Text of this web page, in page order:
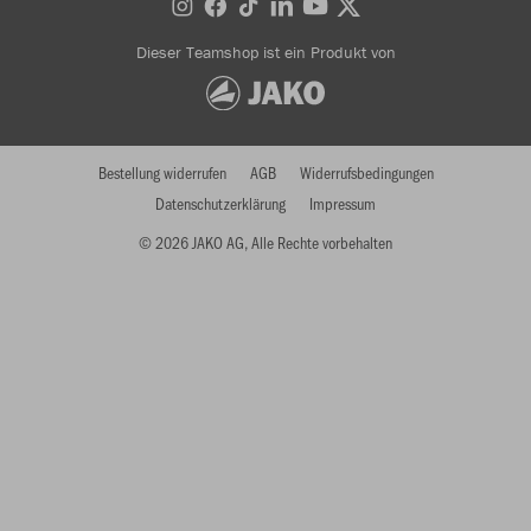
Dieser Teamshop ist ein Produkt von
© 2026 JAKO AG, Alle Rechte vorbehalten
Bestellung widerrufen AGB
Widerrufsbedingungen
Datenschutzerklärung
Impressum